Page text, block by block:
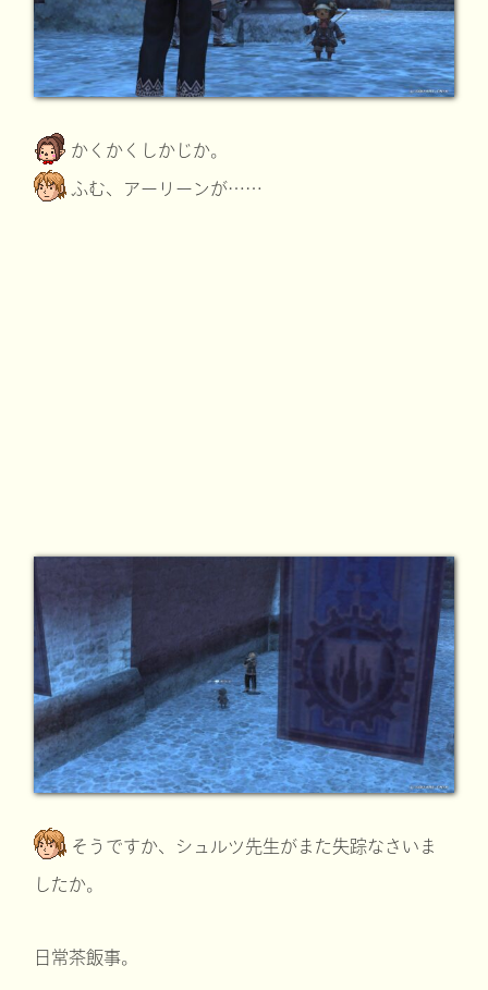
かくかくしかじか。
ふむ、アーリーンが……
そうですか、シュルツ先生がまた失踪なさいま
したか。
日常茶飯事。